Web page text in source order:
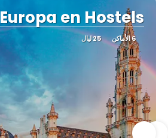
Europa en Hostels
6 الأماكن 25 ليال